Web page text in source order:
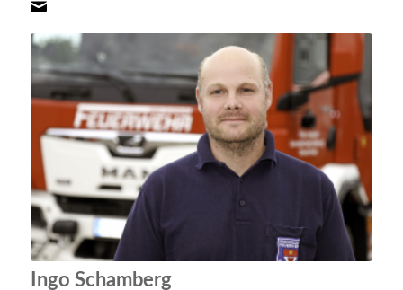
Ingo Schamberg